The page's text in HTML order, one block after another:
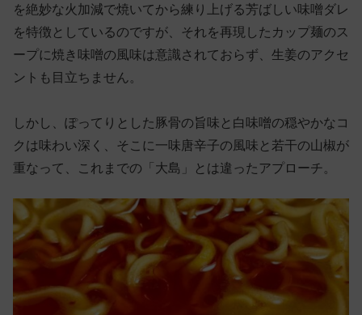
を絶妙な火加減で焼いてから練り上げる芳ばしい味噌ダレ
を特徴としているのですが、それを再現したカップ麺のス
ープに焼き味噌の風味は意識されておらず、生姜のアクセ
ントも目立ちません。
しかし、ぽってりとした豚骨の旨味と白味噌の穏やかなコ
クは味わい深く、そこに一味唐辛子の風味と若干の山椒が
重なって、これまでの「大島」とは違ったアプローチ。